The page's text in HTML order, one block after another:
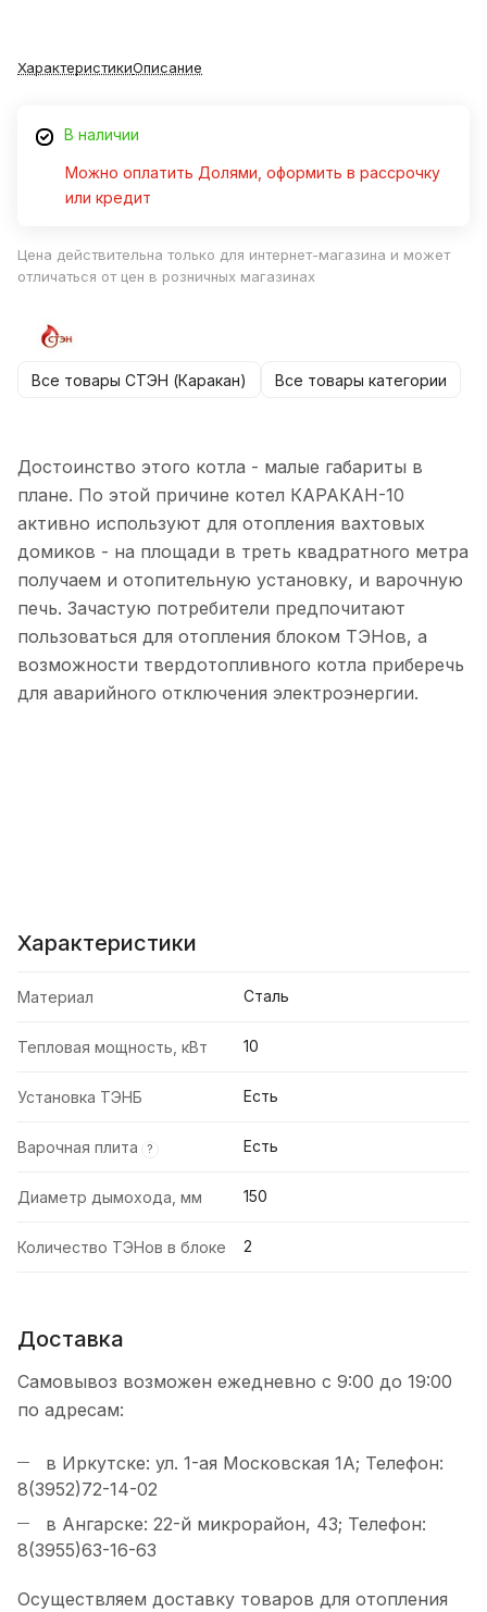
ХарактеристикиОписание
В наличии
Можно оплатить Долями, оформить в рассрочку
или кредит
Цена действительна только для интернет-магазина и может
отличаться от цен в розничных магазинах
Все товары СТЭН (Каракан) Все товары категории
Достоинство этого котла - малые габариты в
плане. По этой причине котел КАРАКАН-10
активно используют для отопления вахтовых
домиков - на площади в треть квадратного метра
получаем и отопительную установку, и варочную
печь. Зачастую потребители предпочитают
пользоваться для отопления блоком ТЭНов, а
возможности твердотопливного котла приберечь
для аварийного отключения электроэнергии.
Характеристики
Материал Сталь
Тепловая мощность, кВт 10
Установка ТЭНБ Есть
Варочная плита ? Есть
Диаметр дымохода, мм 150
Количество ТЭНов в блоке 2
Доставка
Самовывоз возможен ежедневно с 9:00 до 19:00
по адресам:
в Иркутске: ул. 1-ая Московская 1А; Телефон:
8(3952)72-14-02
в Ангарске: 22-й микрорайон, 43; Телефон:
8(3955)63-16-63
Осуществляем доставку товаров для отопления